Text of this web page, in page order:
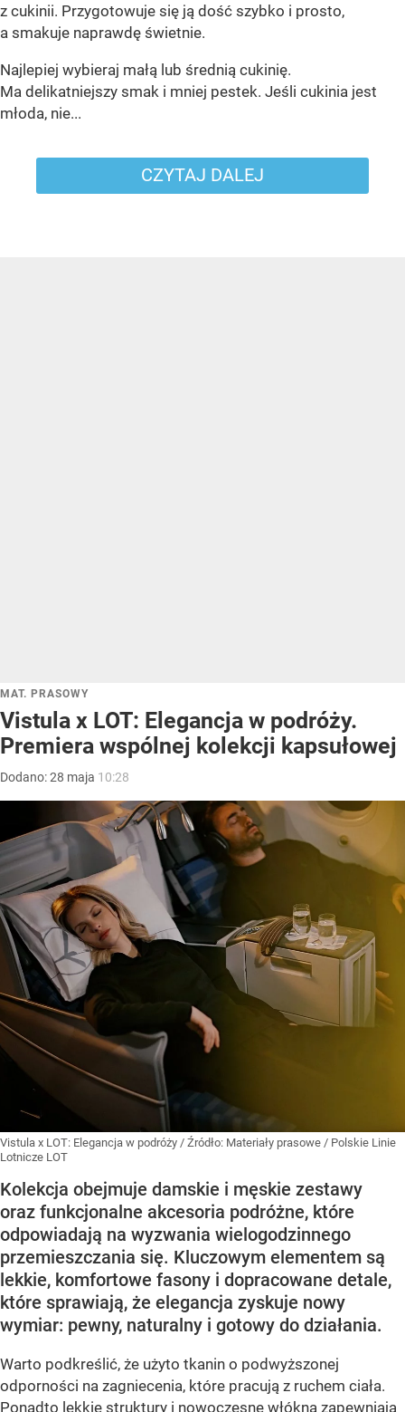
z cukinii. Przygotowuje się ją dość szybko i prosto,
a smakuje naprawdę świetnie.
Najlepiej wybieraj małą lub średnią cukinię.
Ma delikatniejszy smak i mniej pestek. Jeśli cukinia jest
młoda, nie...
CZYTAJ DALEJ
MAT. PRASOWY
Vistula x LOT: Elegancja w podróży.
Premiera wspólnej kolekcji kapsułowej
Dodano:28 maja 10:28
Vistula x LOT: Elegancja w podróży / Źródło: Materiały prasowe / Polskie Linie
Lotnicze LOT
Kolekcja obejmuje damskie i męskie zestawy
oraz funkcjonalne akcesoria podróżne, które
odpowiadają na wyzwania wielogodzinnego
przemieszczania się. Kluczowym elementem są
lekkie, komfortowe fasony i dopracowane detale,
które sprawiają, że elegancja zyskuje nowy
wymiar: pewny, naturalny i gotowy do działania.
Warto podkreślić, że użyto tkanin o podwyższonej
odporności na zagniecenia, które pracują z ruchem ciała.
Ponadto lekkie struktury i nowoczesne włókna zapewniają